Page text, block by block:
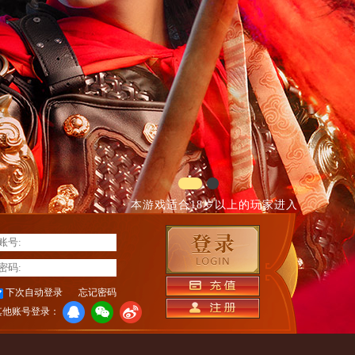
本游戏适合18岁以上的玩家进入
下次自动登录
忘记密码
他账号登录：